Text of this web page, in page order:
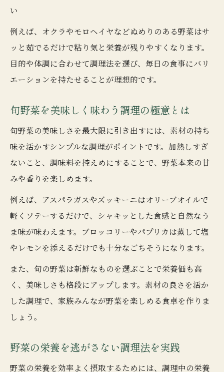
い
例えば、オクラやモロヘイヤなどぬめりのある野菜はサ
ッと茹でるだけで粘り気と栄養が残りやすくなります。
目的や体調に合わせて調理法を選び、毎日の食事にバリ
エーションを持たせることが理想的です。
旬野菜を美味しく味わう調理の極意とは
旬野菜の美味しさを最大限に引き出すには、素材の持ち
味を活かすシンプルな調理がポイントです。加熱しすぎ
ないこと、調味料を控えめにすることで、野菜本来の甘
みや香りを楽しめます。
例えば、アスパラガスやズッキーニはオリーブオイルで
軽くソテーするだけで、シャキッとした食感と自然なう
ま味が味わえます。ブロッコリーやパプリカは蒸して塩
やレモンを添えるだけでも十分なごちそうになります。
また、旬の野菜は新鮮なものを選ぶことで栄養価も高
く、美味しさも格段にアップします。素材の良さを活か
した調理で、家族みんなが野菜を楽しめる食卓を作りま
しょう。
野菜の栄養を逃がさない調理法を実践
野菜の栄養を効率よく摂取するためには、調理中の栄養